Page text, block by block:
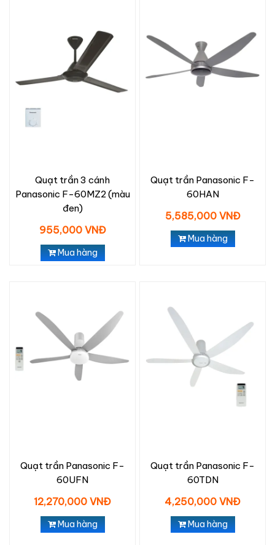
Quạt trần 3 cánh
Panasonic F-60MZ2 (màu
đen)
955,000 VNĐ
Mua hàng
Quạt trần Panasonic F-
60HAN
5,585,000 VNĐ
Mua hàng
Quạt trần Panasonic F-
60UFN
12,270,000 VNĐ
Mua hàng
Quạt trần Panasonic F-
60TDN
4,250,000 VNĐ
Mua hàng